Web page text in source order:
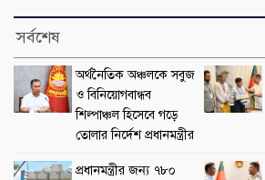
সর্বশেষ
অর্থনৈতিক অঞ্চলকে সবুজ
ও বিনিয়োগবান্ধব
শিল্পাঞ্চল হিসেবে গড়ে
তোলার নির্দেশ প্রধানমন্ত্রীর
প্রধানমন্ত্রীর জন্য ৭৮০